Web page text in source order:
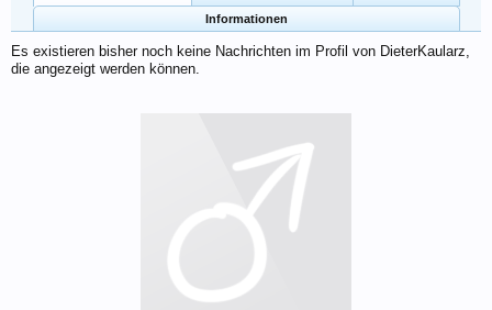
Informationen
Es existieren bisher noch keine Nachrichten im Profil von DieterKaularz,
die angezeigt werden können.